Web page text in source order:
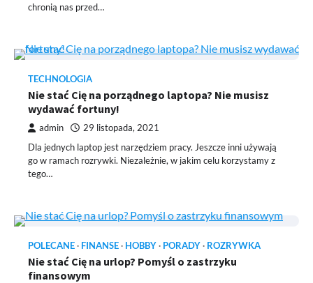
chronią nas przed…
TECHNOLOGIA
Nie stać Cię na porządnego laptopa? Nie musisz
wydawać fortuny!
admin 29 listopada, 2021
Dla jednych laptop jest narzędziem pracy. Jeszcze inni używają
go w ramach rozrywki. Niezależnie, w jakim celu korzystamy z
tego…
POLECANE FINANSE HOBBY PORADY ROZRYWKA
Nie stać Cię na urlop? Pomyśl o zastrzyku
finansowym